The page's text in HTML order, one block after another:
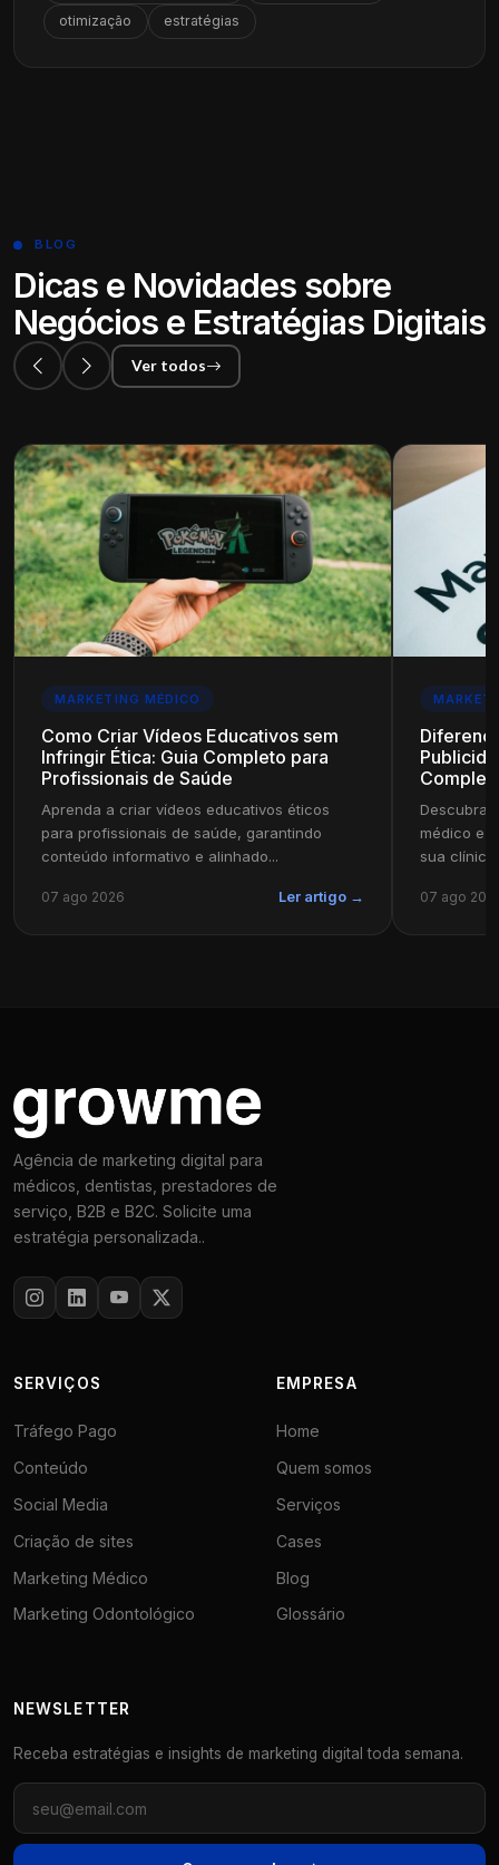
otimização estratégias
BLOG
Dicas e Novidades sobre
Negócios e Estratégias Digitais
Ver todos
MARKETING MÉDICO
Como Criar Vídeos Educativos sem
Infringir Ética: Guia Completo para
Profissionais de Saúde
Aprenda a criar vídeos educativos éticos
para profissionais de saúde, garantindo
conteúdo informativo e alinhado...
07 ago 2026 Ler artigo →
Descubra
médico e
sua clínica
07 ago
Agência de marketing digital para
médicos, dentistas, prestadores de
serviço, B2B e B2C. Solicite uma
estratégia personalizada..
SERVIÇOS
Tráfego Pago
Conteúdo
Social Media
Criação de sites
Marketing Médico
Marketing Odontológico
EMPRESA
Home
Quem somos
Serviços
Cases
Blog
Glossário
NEWSLETTER
Receba estratégias e insights de marketing digital toda semana.